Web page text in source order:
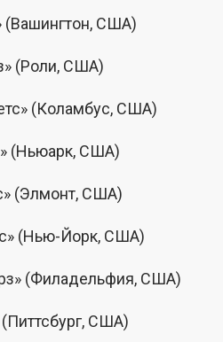
(Вашингтон, США)
(Роли, США)
(Коламбус, США)
(Ньюарк, США)
(Элмонт, США)
(Нью-Йорк, США)
(Филадельфия, США)
(Питтсбург, США)